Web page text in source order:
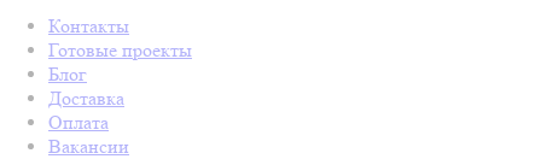
Контакты
Готовые проекты
Блог
Доставка
Оплата
Вакансии